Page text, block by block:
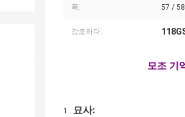
폭: 57 /
강조하다:
모조 기
1 . 묘사: